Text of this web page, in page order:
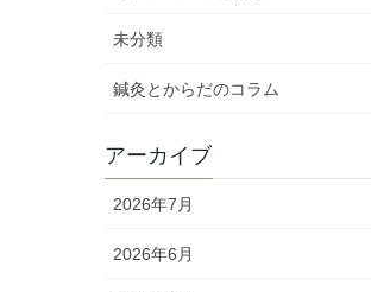
未分類
鍼灸とからだのコラム
アーカイブ
2026年7月
2026年6月